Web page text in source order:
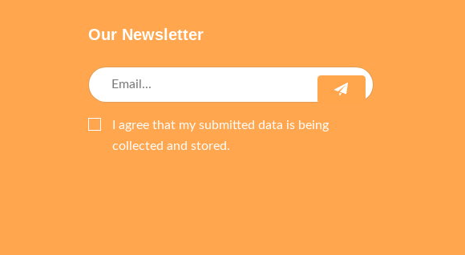
Our Newsletter
I agree that my submitted data is being
collected and stored.